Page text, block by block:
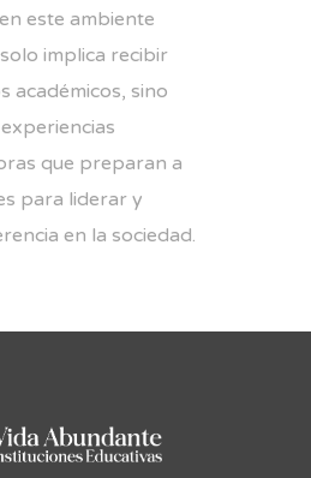
este ambiente
implica recibir
académicos, sino
que preparan a
para liderar y
en la sociedad.